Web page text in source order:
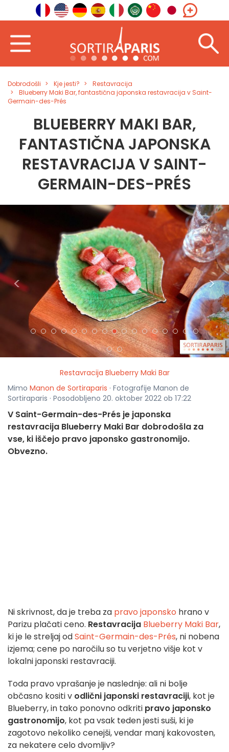
Dobrodošli Kje jesti?
Restavracija
Blueberry Maki Bar, fantastična japonska restavracija v Saint-
Germain-des-Prés
BLUEBERRY MAKI BAR,
FANTASTIČNA JAPONSKA
RESTAVRACIJA V SAINT-
GERMAIN-DES-PRÉS
< >
Restavracija Blueberry Maki Bar
Mimo Manon de Sortiraparis · Fotografije Manon de
Sortiraparis · Posodobljeno 20. oktober 2022 ob 17:22
V Saint-Germain-des-Prés je japonska
restavracija Blueberry Maki Bar dobrodošla za
vse, ki iščejo pravo japonsko gastronomijo.
Obvezno.
Ni skrivnost, da je treba za pravo japonsko hrano v
Parizu plačati ceno. Restavracija Blueberry Maki Bar,
ki je le streljaj odSaint-Germain-des-Prés, ni nobena
izjema; cene po naročilu so tu verjetno višje kot v
lokalni japonski restavraciji.
Toda pravo vprašanje je naslednje: ali ni bolje
občasno kositi v odlični japonski restavraciji, kot je
Blueberry, in tako ponovno odkriti pravo japonsko
gastronomijo, kot pa vsak teden jesti suši, ki je
zagotovo nekoliko cenejši, vendar manj kakovosten,
za nekatere celo dvomljiv?